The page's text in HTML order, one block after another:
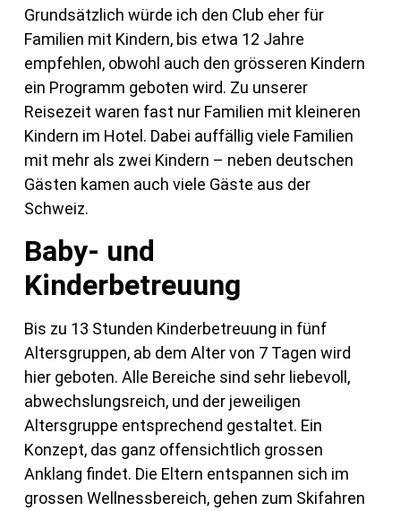
Grundsätzlich würde ich den Club eher für
Familien mit Kindern, bis etwa 12 Jahre
empfehlen, obwohl auch den grösseren Kindern
ein Programm geboten wird. Zu unserer
Reisezeit waren fast nur Familien mit kleineren
Kindern im Hotel. Dabei auffällig viele Familien
mit mehr als zwei Kindern – neben deutschen
Gästen kamen auch viele Gäste aus der
Schweiz.
Baby- und
Kinderbetreuung
Bis zu 13 Stunden Kinderbetreuung in fünf
Altersgruppen, ab dem Alter von 7 Tagen wird
hier geboten. Alle Bereiche sind sehr liebevoll,
abwechslungsreich, und der jeweiligen
Altersgruppe entsprechend gestaltet. Ein
Konzept, das ganz offensichtlich grossen
Anklang findet. Die Eltern entspannen sich im
grossen Wellnessbereich, gehen zum Skifahren